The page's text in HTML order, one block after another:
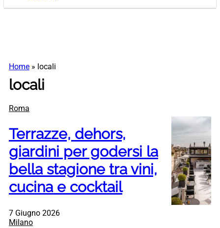
Home » locali
locali
Roma
Terrazze, dehors,
giardini per godersi la
bella stagione tra vini,
cucina e cocktail
7 Giugno 2026
Milano